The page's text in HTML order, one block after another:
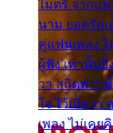
ไมตรี จากแ
นาม ยอดรักเ
คู่แฟนเพลง
ผู้ฟัง เท่านั้นยิ่
วา สถิตฟาก
ใจ ไว้เถิดว่
เพลง ไม่เคย